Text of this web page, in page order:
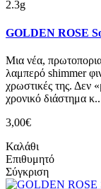
2.3g
GOLDEN ROSE
Μια νέα,
λαμπερό shimmer
χρωστικές της. Δεν
χρονικό διάστημα κ..
3,00€
Καλάθι
Επιθυμητό
Σύγκριση